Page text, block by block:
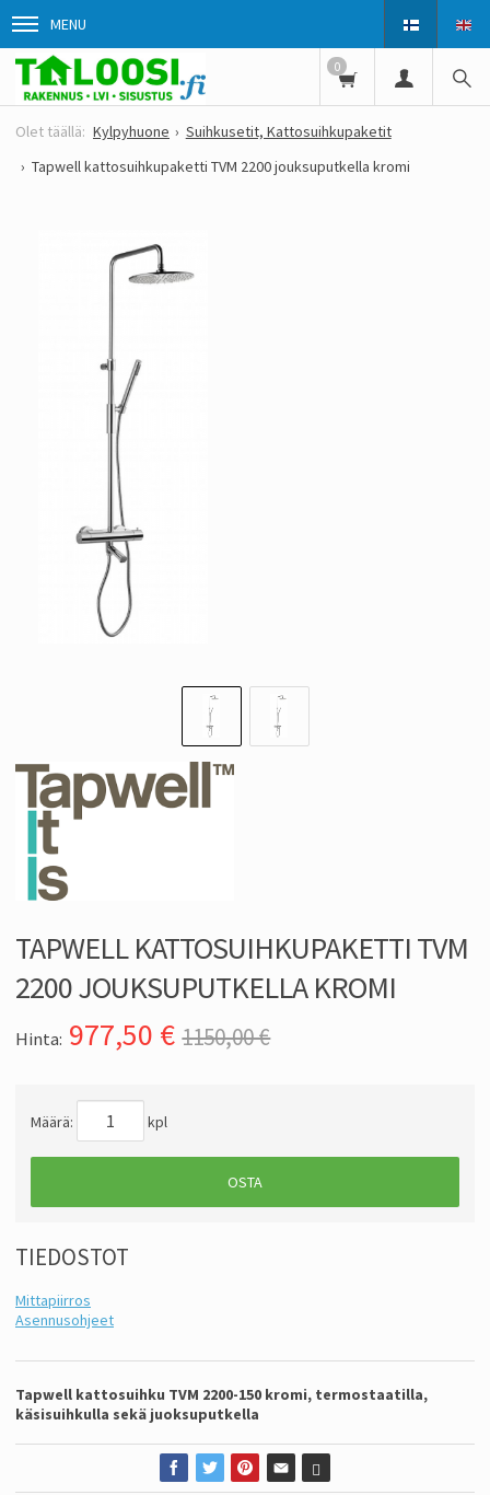
MENU
0
Kylpyhuone
Suihkusetit, Kattosuihkupaketit
Tapwell kattosuihkupaketti TVM 2200 jouksuputkella kromi
TAPWELL KATTOSUIHKUPAKETTI TVM
2200 JOUKSUPUTKELLA KROMI
Hinta: 977,50 € 1150,00 €
Määrä: kpl
OSTA
TIEDOSTOT
Mittapiirros
Asennusohjeet
Tapwell kattosuihku TVM 2200-150 kromi, termostaatilla,
käsisuihkulla sekä juoksuputkella